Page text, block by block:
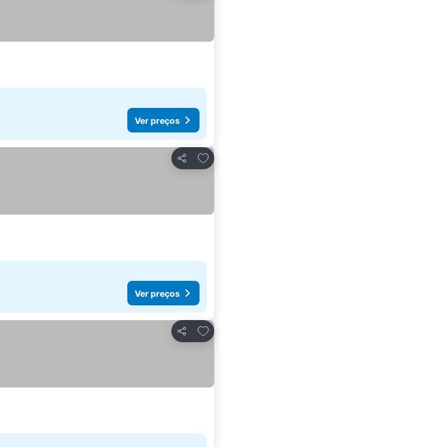
Ver preços
Partilhar
Adicionar aos favoritos
Ver preços
Partilhar
Adicionar aos favoritos